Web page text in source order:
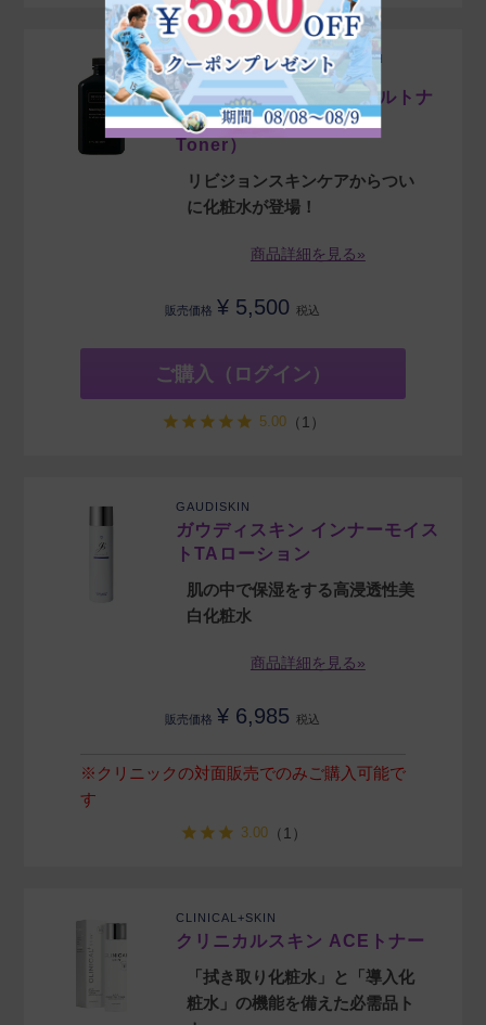
リビジョンスキンケア（REVISION
SKINCARE）
バランシングフェイシャルトナ
ー（Balancing Facial
Toner）
リビジョンスキンケアからつい
に化粧水が登場！
商品詳細を見る»
販売価格 ¥ 5,500 税込
ご購入（ログイン）
5.00（1）
GAUDISKIN
ガウディスキン インナーモイス
トTAローション
肌の中で保湿をする高浸透性美
白化粧水
商品詳細を見る»
販売価格 ¥ 6,985 税込
※クリニックの対面販売でのみご購入可能で
す
3.00（1）
CLINICAL+SKIN
クリニカルスキン ACEトナー
「拭き取り化粧水」と「導入化
粧水」の機能を備えた必需品ト